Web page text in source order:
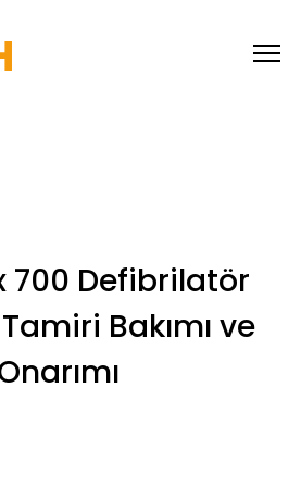
700 Defibrilatör
Bakımı ve